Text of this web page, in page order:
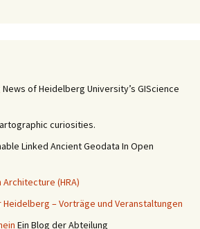
News of Heidelberg University’s GIScience
curiosities.
Linked Ancient Geodata In Open
(HRA)
– Vorträge und Veranstaltungen
Ein Blog der Abteilung